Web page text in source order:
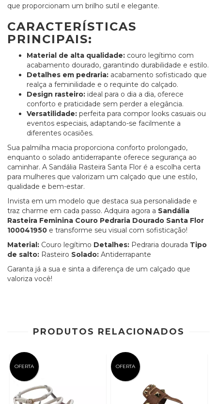
que proporcionam um brilho sutil e elegante.
CARACTERÍSTICAS
PRINCIPAIS:
Material de alta qualidade: couro legítimo com
acabamento dourado, garantindo durabilidade e estilo.
Detalhes em pedraria: acabamento sofisticado que
realça a feminilidade e o requinte do calçado.
Design rasteiro: ideal para o dia a dia, oferece
conforto e praticidade sem perder a elegância.
Versatilidade: perfeita para compor looks casuais ou
eventos especiais, adaptando-se facilmente a
diferentes ocasiões.
Sua palmilha macia proporciona conforto prolongado,
enquanto o solado antiderrapante oferece segurança ao
caminhar. A Sandália Rasteira Santa Flor é a escolha certa
para mulheres que valorizam um calçado que une estilo,
qualidade e bem-estar.
Invista em um modelo que destaca sua personalidade e
traz charme em cada passo. Adquira agora a Sandália
Rasteira Feminina Couro Pedraria Dourado Santa Flor
100041950 e transforme seu visual com sofisticação!
Material: Couro legítimo Detalhes: Pedraria dourada Tipo
de salto: Rasteiro Solado: Antiderrapante
Garanta já a sua e sinta a diferença de um calçado que
valoriza você!
PRODUTOS RELACIONADOS
OFERTA OFERTA